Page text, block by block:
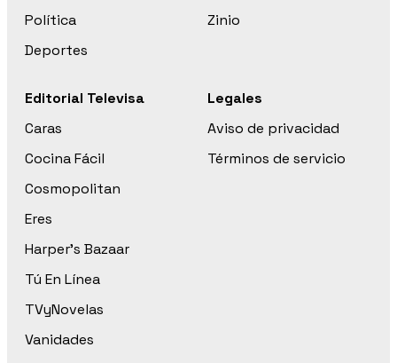
Política
Deportes
Zinio
Editorial Televisa
Caras
Cocina Fácil
Cosmopolitan
Eres
Harper’s Bazaar
Tú En Línea
TVyNovelas
Vanidades
Legales
Aviso de privacidad
Términos de servicio